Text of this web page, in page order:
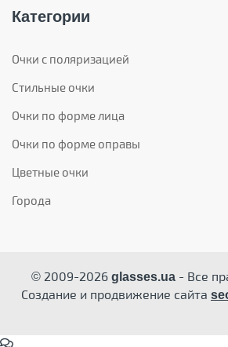
Категории
Очки с поляризацией
Стильные очки
Очки по форме лица
Очки по форме оправы
Цветные очки
Города
© 2009-2026glasses.ua- Все
Создание и продвижение сайта